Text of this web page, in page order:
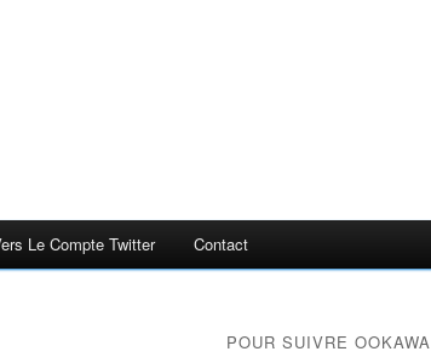
Le Compte Twitter Contact
POUR SUIVRE OOKAWA